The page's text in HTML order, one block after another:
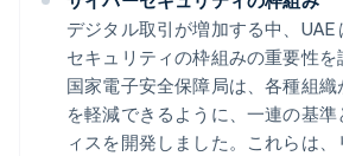
デジタル取引が増加する中、UAE
セキュリティの枠組みの重要性を
国家電子安全保障局は、各種組織
を軽減できるように、一連の基
ィスを開発しました。これらは